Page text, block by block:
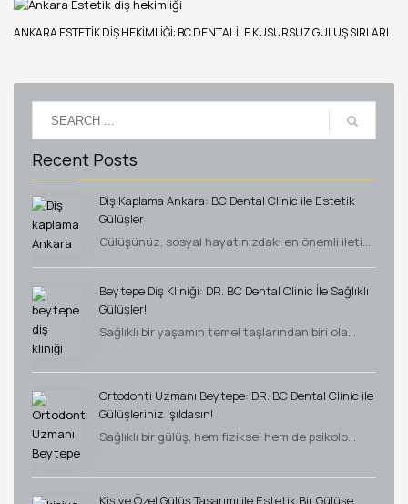
ANKARA ESTETIK DIŞ HEKIMLIĞI: BC DENTAL ILE KUSURSUZ GÜLÜŞ SIRLARI
Recent Posts
Diş Kaplama Ankara: BC Dental Clinic ile Estetik
Gülüşler
Gülüşünüz, sosyal hayatınızdaki en önemli ileti...
Beytepe Diş Kliniği: DR. BC Dental Clinic İle Sağlıklı
Gülüşler!
Sağlıklı bir yaşamın temel taşlarından biri ola...
Ortodonti Uzmanı Beytepe: DR. BC Dental Clinic ile
Gülüşleriniz Işıldasın!
Sağlıklı bir gülüş, hem fiziksel hem de psikolo...
Kişiye Özel Gülüş Tasarımı ile Estetik Bir Gülüşe